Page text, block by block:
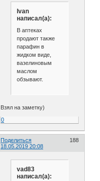
Ivan
написал(а):
В аптеках
продают также
парафин в
жидком виде,
вазелиновым
маслом
обзывают.
Взял на заметку)
0
Поделиться
188
18.05.2019 20:08
vad83
написал(а):